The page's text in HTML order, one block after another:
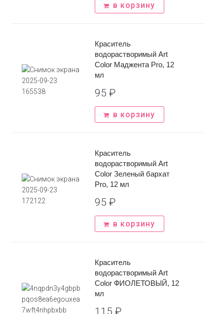
в корзину
Краситель
водорастворимый Art
Color Маджента Pro, 12
мл
95 ₽
в корзину
Краситель
водорастворимый Art
Color Зеленый бархат
Pro, 12 мл
95 ₽
в корзину
Краситель
водорастворимый Art
Color ФИОЛЕТОВЫЙ, 12
мл
115 ₽
Заказать звонок
Имя*
Отправить
*Нажимая на кнопку вы соглашаетесь с
Телефон*
Отправить